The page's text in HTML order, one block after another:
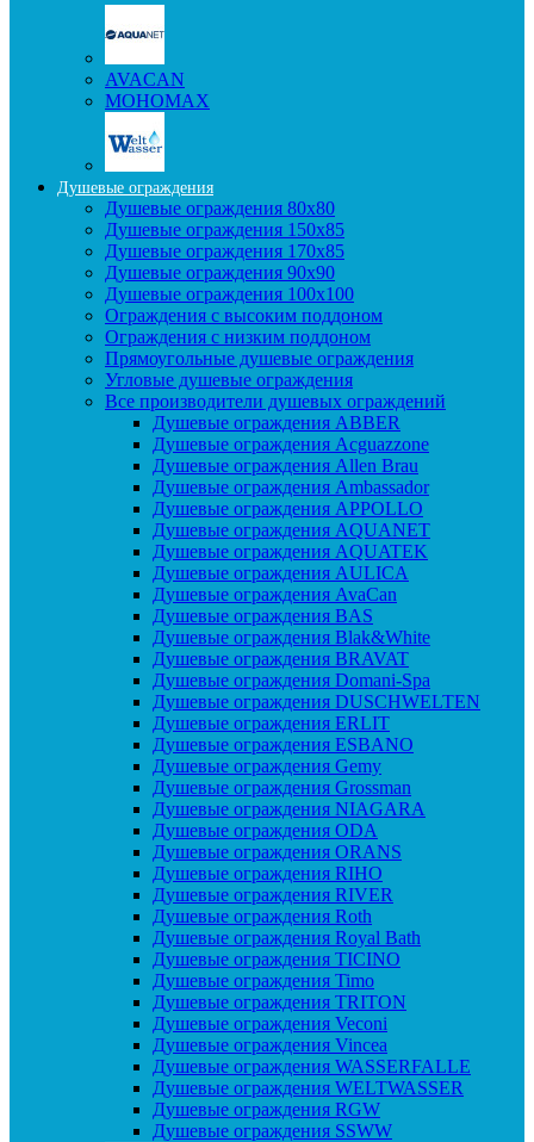
AVACAN
МОНОМАХ
Душевые ограждения
Душевые ограждения 80x80
Душевые ограждения 150x85
Душевые ограждения 170x85
Душевые ограждения 90x90
Душевые ограждения 100x100
Ограждения с высоким поддоном
Ограждения с низким поддоном
Прямоугольные душевые ограждения
Угловые душевые ограждения
Все производители душевых ограждений
Душевые ограждения ABBER
Душевые ограждения Acguazzone
Душевые ограждения Allen Brau
Душевые ограждения Ambassador
Душевые ограждения APPOLLO
Душевые ограждения AQUANET
Душевые ограждения AQUATEK
Душевые ограждения AULICA
Душевые ограждения AvaCan
Душевые ограждения BAS
Душевые ограждения Blak&White
Душевые ограждения BRAVAT
Душевые ограждения Domani-Spa
Душевые ограждения DUSCHWELTEN
Душевые ограждения ERLIT
Душевые ограждения ESBANO
Душевые ограждения Gemy
Душевые ограждения Grossman
Душевые ограждения NIAGARA
Душевые ограждения ODA
Душевые ограждения ORANS
Душевые ограждения RIHO
Душевые ограждения RIVER
Душевые ограждения Roth
Душевые ограждения Royal Bath
Душевые ограждения TICINO
Душевые ограждения Timo
Душевые ограждения TRITON
Душевые ограждения Veconi
Душевые ограждения Vincea
Душевые ограждения WASSERFALLE
Душевые ограждения WELTWASSER
Душевые ограждения RGW
Душевые ограждения SSWW